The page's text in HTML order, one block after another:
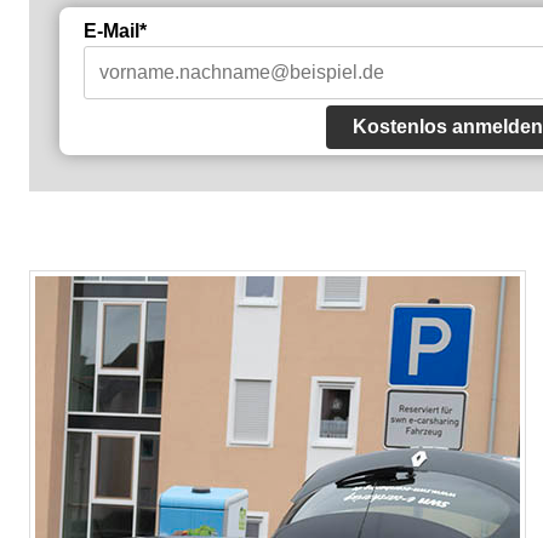
E-Mail*
Kostenlos anmelden